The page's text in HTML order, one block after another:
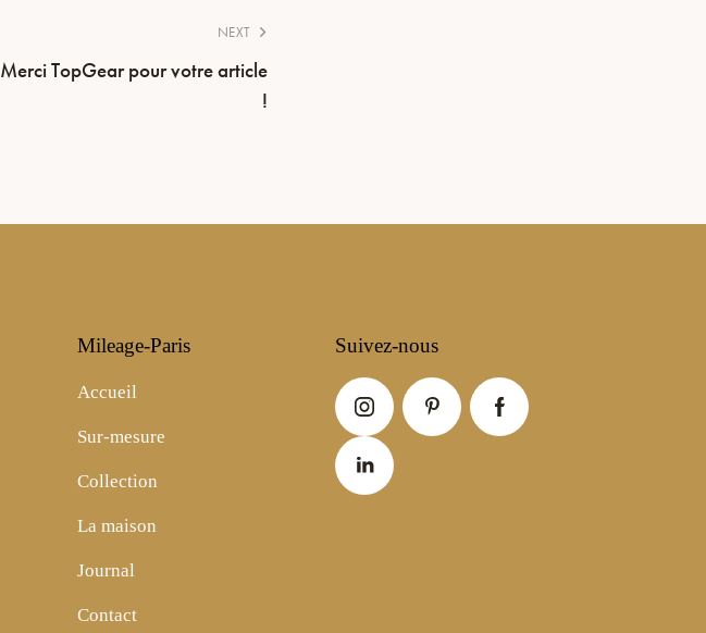
NEXT
Merci TopGear pour votre article
!
Mileage-Paris
Accueil
Sur-mesure
Collection
La maison
Journal
Contact
Suivez-nous